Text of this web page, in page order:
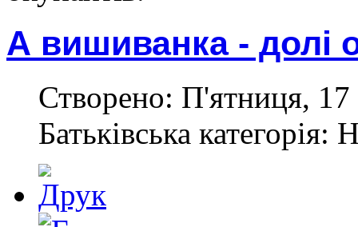
А вишиванка - долі
Створено: П'ятниця,
Батьківська категорія: